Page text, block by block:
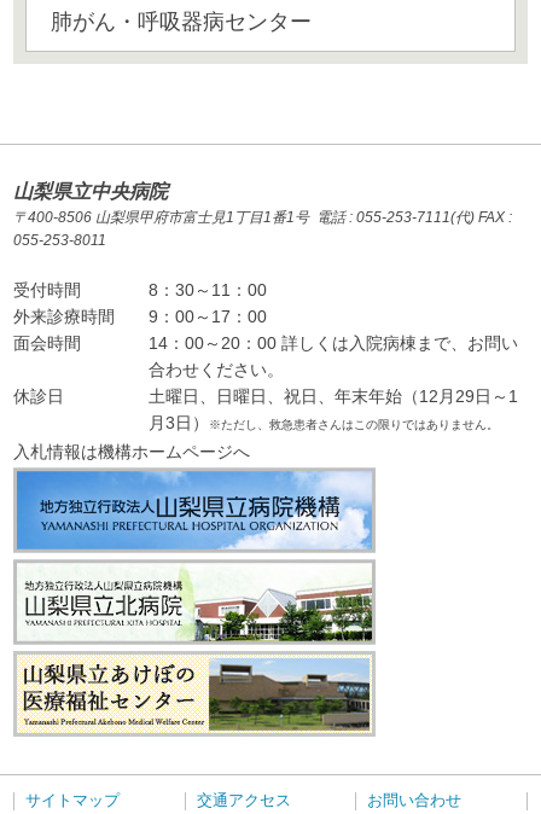
肺がん・呼吸器病センター
山梨県立中央病院
〒400-8506 山梨県甲府市富士見1丁目1番1号 電話 : 055-253-7111(代) FAX :
055-253-8011
受付時間
8：30～11：00
外来診療時間
9：00～17：00
面会時間
14：00～20：00 詳しくは入院病棟まで、お問い
合わせください。
休診日
土曜日、日曜日、祝日、年末年始（12月29日～1
月3日）
※ただし、救急患者さんはこの限りではありません。
入札情報は機構ホームページへ
サイトマップ 交通アクセス お問い合わせ